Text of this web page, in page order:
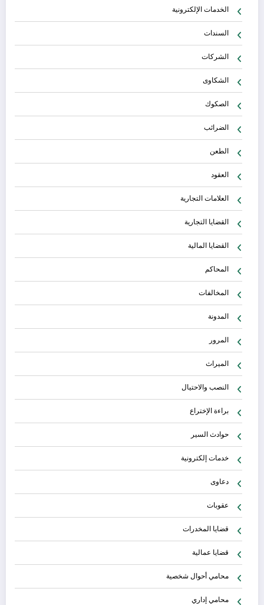
الخدمات الإلكترونية
السندات
الشركات
الشكاوى
الصكوك
الضرائب
الطعن
العقود
العلامات التجارية
القضايا التجارية
القضايا المالية
المحاكم
المخالفات
المدونة
المرور
الميراث
النصب والاحتيال
براءة الإختراع
حوادث السير
خدمات إلكترونية
دعاوى
عقوبات
قضايا المخدرات
قضايا عمالية
محامي أحوال شخصية
محامي إداري